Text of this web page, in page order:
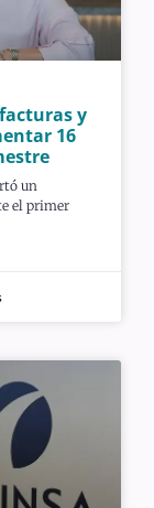
y
16
un
el primer